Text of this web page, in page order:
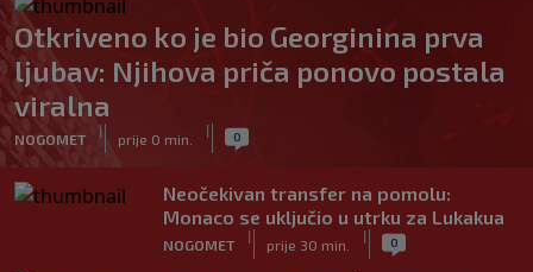
Otkriveno ko je bio Georginina prva
ljubav: Njihova priča ponovo postala
viralna
NOGOMET
|
prije 0 min.
| 0
Neočekivan transfer na pomolu:
Monaco se uključio u utrku za Lukakua
NOGOMET
|
prije 30 min.
| 0